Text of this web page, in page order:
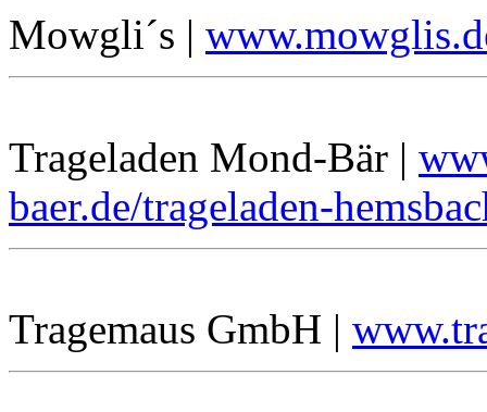
Mowgli´s |
Trageladen Mond-Bär |
baer.de/trageladen-
Tragemaus GmbH |